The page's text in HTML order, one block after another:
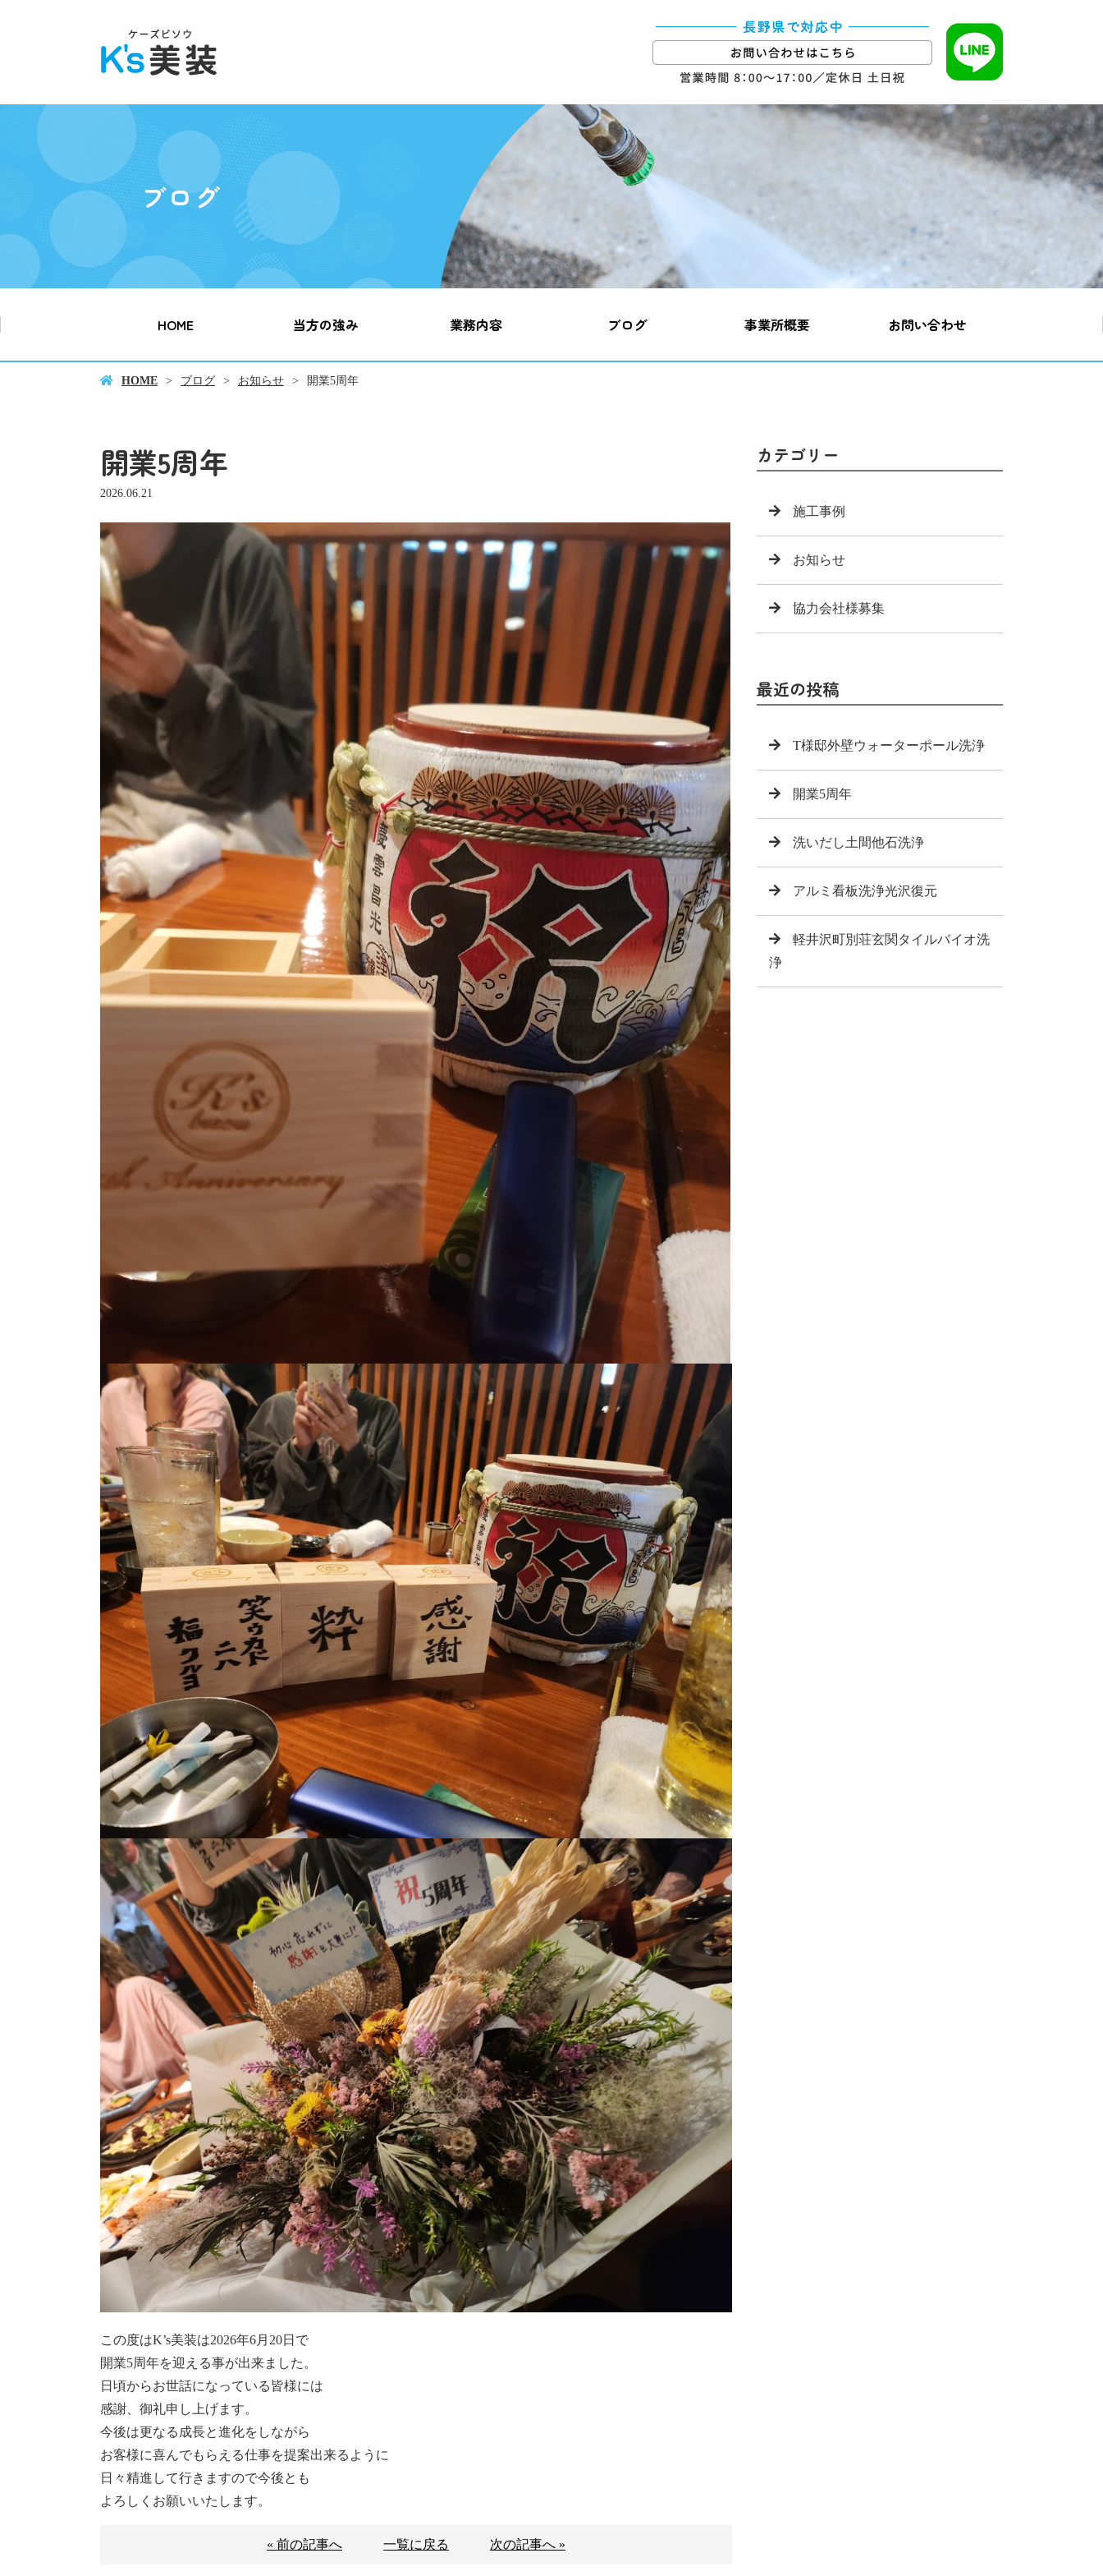
ブログ
HOME 当方の強み 業務内容 ブログ 事業所概要 お問い合わせ
HOME ブログ お知らせ 開業5周年
開業5周年
2026.06.21
この度はK’s美装は2026年6月20日で
開業5周年を迎える事が出来ました。
日頃からお世話になっている皆様には
感謝、御礼申し上げます。
今後は更なる成長と進化をしながら
お客様に喜んでもらえる仕事を提案出来るように
日々精進して行きますので今後とも
よろしくお願いいたします。
« 前の記事へ 一覧に戻る 次の記事へ »
カテゴリー
施工事例
お知らせ
協力会社様募集
最近の投稿
T様邸外壁ウォーターポール洗浄
開業5周年
洗いだし土間他石洗浄
アルミ看板洗浄光沢復元
軽井沢町別荘玄関タイルバイオ洗
浄